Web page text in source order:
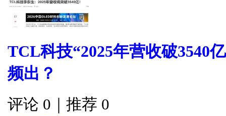
TCL科技“2025年营收破3540
频出？
评论 0｜推荐 0